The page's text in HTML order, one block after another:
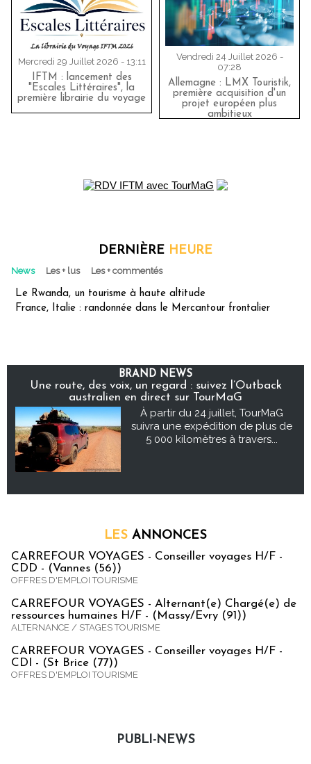
Mercredi 29 Juillet 2026 - 13:11
IFTM : lancement des
"Escales Littéraires", la
première librairie du voyage
Vendredi 24 Juillet 2026 -
07:28
Allemagne : LMX Touristik,
première acquisition d'un
projet européen plus
ambitieux
DERNIÈRE HEURE
News Les + lus Les + commentés
Le Rwanda, un tourisme à haute altitude
France, Italie : randonnée dans le Mercantour frontalier
BRAND NEWS
Une route, des voix, un regard : suivez l’Outback
australien en direct sur TourMaG
À partir du 24 juillet, TourMaG
suivra une expédition de plus de
5 000 kilomètres à travers...
LES ANNONCES
CARREFOUR VOYAGES - Conseiller voyages H/F -
CDD - (Vannes (56))
OFFRES D'EMPLOI TOURISME
CARREFOUR VOYAGES - Alternant(e) Chargé(e) de
ressources humaines H/F - (Massy/Evry (91))
ALTERNANCE / STAGES TOURISME
CARREFOUR VOYAGES - Conseiller voyages H/F -
CDI - (St Brice (77))
OFFRES D'EMPLOI TOURISME
PUBLI-NEWS